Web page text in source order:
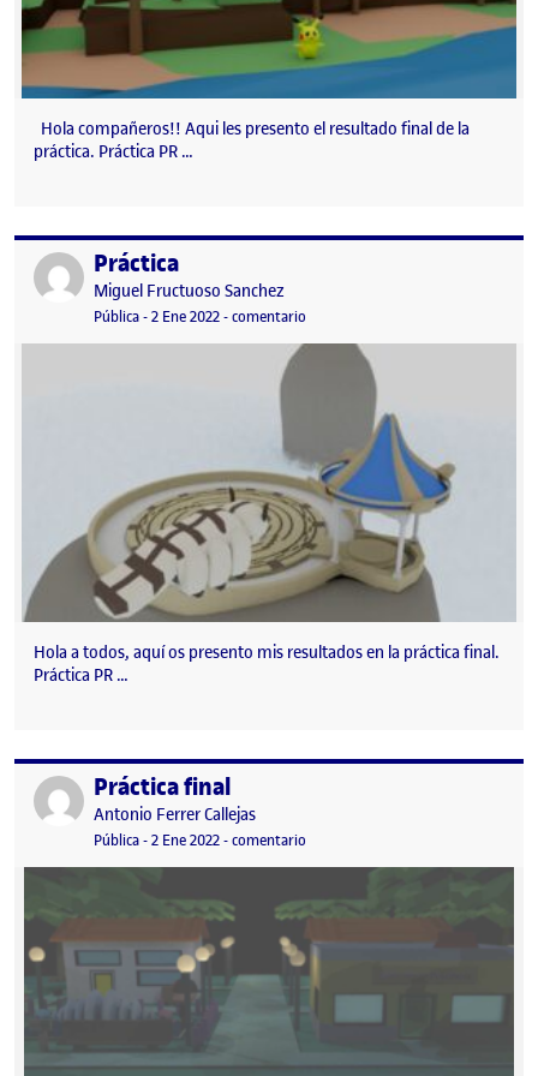
Hola compañeros!! Aqui les presento el resultado final de la
práctica. Práctica PR …
Publicado porPráctica
Publicado por
Miguel Fructuoso Sanchez
Visibilidad:
Pública-Fecha de publicación
2 Ene 2022-comentario
Hola a todos, aquí os presento mis resultados en la práctica final.
Práctica PR …
Publicado porPráctica final
Publicado por
Antonio Ferrer Callejas
Visibilidad:
Pública-Fecha de publicación
2 Ene 20222 enero, 2022 9:47 pm
-comentario